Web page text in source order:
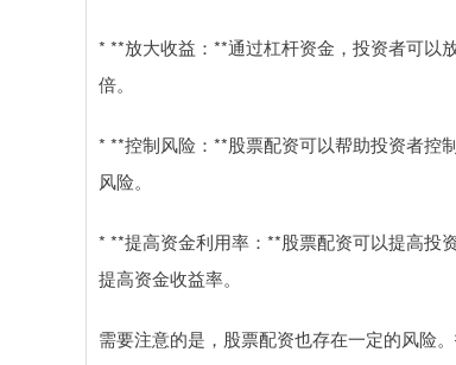
* **放大收益：**通过杠杆资金，投资者可以
倍。
* **控制风险：**股票配资可以帮助投资者控
风险。
* **提高资金利用率：**股票配资可以提高投
提高资金收益率。
需要注意的是，股票配资也存在一定的风险